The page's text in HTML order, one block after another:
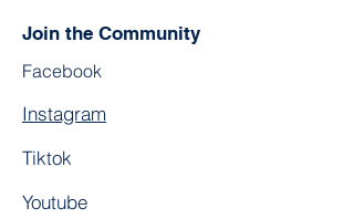
Join the Community
Facebook
Instagram
Tiktok
Youtube